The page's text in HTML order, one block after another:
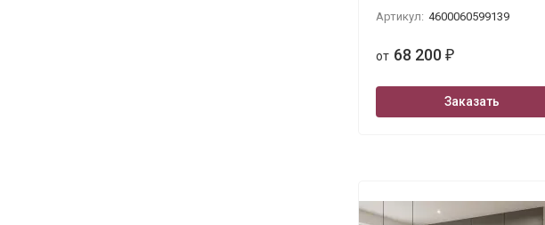
Артикул: 4600060599139
от 68 200 ₽
Заказать